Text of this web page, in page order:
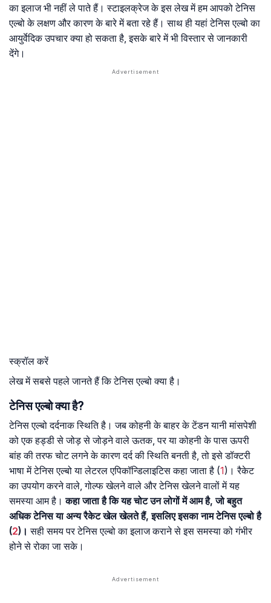
का इलाज भी नहीं ले पाते हैं। स्टाइलक्रेज के इस लेख में हम आपको टेनिस
एल्बो के लक्षण और कारण के बारे में बता रहे हैं। साथ ही यहां टेनिस एल्बो का
आयुर्वेदिक उपचार क्या हो सकता है, इसके बारे में भी विस्तार से जानकारी
देंगे।
स्क्रॉल करें
लेख में सबसे पहले जानते हैं कि टेनिस एल्बो क्या है।
टेनिस एल्बो क्या है?
टेनिस एल्बो दर्दनाक स्थिति है। जब कोहनी के बाहर के टेंडन यानी मांसपेशी
को एक हड्डी से जोड़ से जोड़ने वाले ऊतक, पर या कोहनी के पास ऊपरी
बांह की तरफ चोट लगने के कारण दर्द की स्थिति बनती है, तो इसे डॉक्टरी
भाषा में टेनिस एल्बो या लेटरल एपिकॉन्डिलाइटिस कहा जाता है (1)। रैकेट
का उपयोग करने वाले, गोल्फ खेलने वाले और टेनिस खेलने वालों में यह
समस्या आम है। कहा जाता है कि यह चोट उन लोगों में आम है, जो बहुत
अधिक टेनिस या अन्य रैकेट खेल खेलते हैं, इसलिए इसका नाम टेनिस एल्बो है
(2)। सही समय पर टेनिस एल्बो का इलाज कराने से इस समस्या को गंभीर
होने से रोका जा सके।